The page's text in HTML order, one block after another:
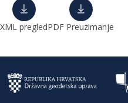
XML pregledPDF Preuzimanje